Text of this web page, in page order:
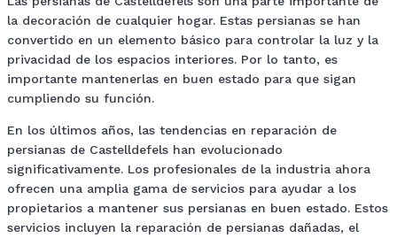
la decoración de cualquier hogar. Estas persianas se han
convertido en un elemento básico para controlar la luz y la
privacidad de los espacios interiores. Por lo tanto, es
importante mantenerlas en buen estado para que sigan
cumpliendo su función.
En los últimos años, las tendencias en reparación de
persianas de Castelldefels han evolucionado
significativamente. Los profesionales de la industria ahora
ofrecen una amplia gama de servicios para ayudar a los
propietarios a mantener sus persianas en buen estado. Estos
servicios incluyen la reparación de persianas dañadas, el